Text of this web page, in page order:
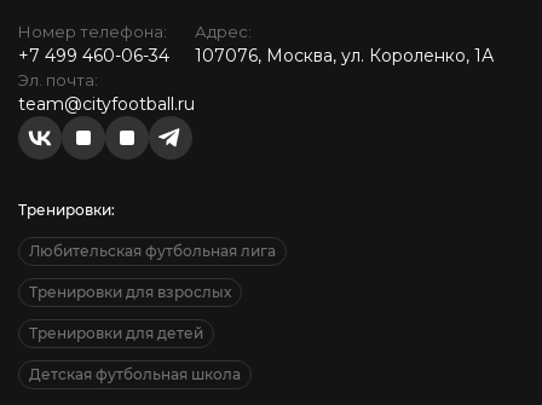
Номер телефона:
+7 499 460-06-34
Эл. почта:
team@cityfootball.ru
Адрес:
107076, Москва, ул. Короленко, 1А
Тренировки:
Любительская футбольная лига
Тренировки для взрослых
Тренировки для детей
Детская футбольная школа